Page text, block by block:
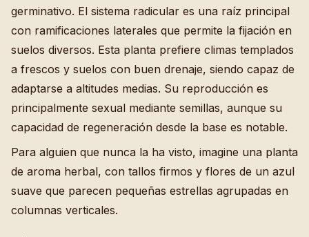
germinativo. El sistema radicular es una raíz principal
con ramificaciones laterales que permite la fijación en
suelos diversos. Esta planta prefiere climas templados
a frescos y suelos con buen drenaje, siendo capaz de
adaptarse a altitudes medias. Su reproducción es
principalmente sexual mediante semillas, aunque su
capacidad de regeneración desde la base es notable.
Para alguien que nunca la ha visto, imagine una planta
de aroma herbal, con tallos firmos y flores de un azul
suave que parecen pequeñas estrellas agrupadas en
columnas verticales.